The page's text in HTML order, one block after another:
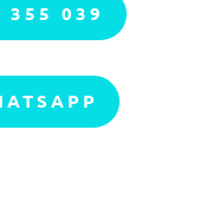
355 039